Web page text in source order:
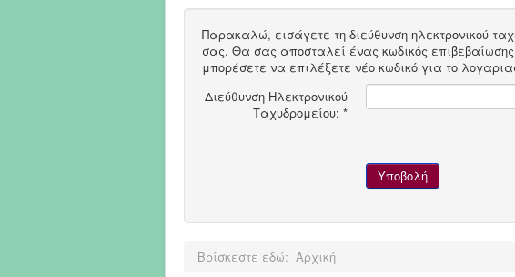
Παρακαλώ, εισάγετε τη διεύθυνση ηλεκτρονικού
σας. Θα σας αποσταλεί ένας κωδικός
μπορέσετε να επιλέξετε νέο κωδικό για το
Διεύθυνση Ηλεκτρονικού
Ταχυδρομείου: *
Υποβολή
Βρίσκεστε εδώ: Αρχική